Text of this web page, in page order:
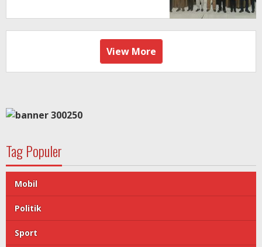
View More
Tag Populer
Mobil
Politik
Sport